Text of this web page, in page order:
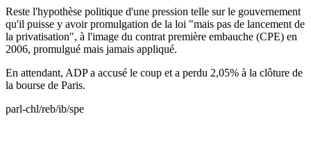
Reste l'hypothèse politique d'une pression telle sur le gouvernement
qu'il puisse y avoir promulgation de la loi "mais pas de lancement de
la privatisation", à l'image du contrat première embauche (CPE) en
2006, promulgué mais jamais appliqué.
En attendant, ADP a accusé le coup et a perdu 2,05% à la clôture de
la bourse de Paris.
parl-chl/reb/ib/spe